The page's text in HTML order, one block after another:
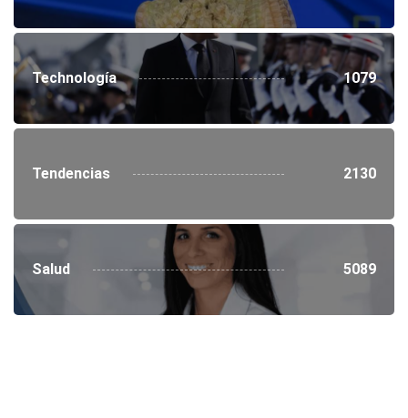
Technología 1079
Tendencias 2130
Salud 5089